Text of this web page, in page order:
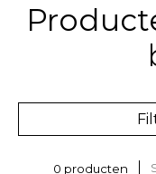
0 producten